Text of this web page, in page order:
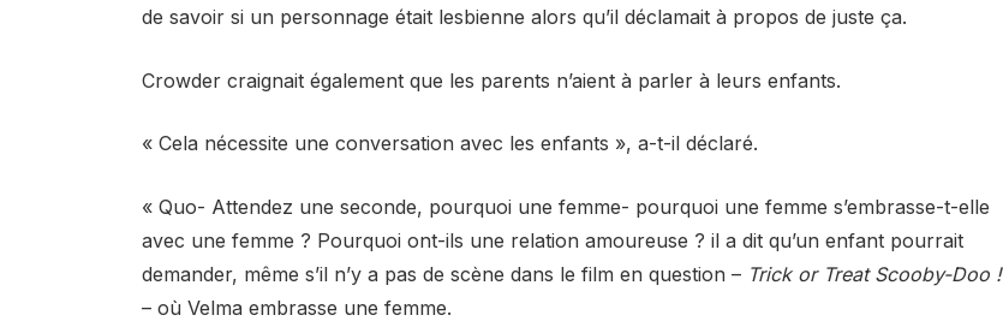
de savoir si un personnage était lesbienne alors qu’il déclamait à propos de juste ça.
Crowder craignait également que les parents n’aient à parler à leurs enfants.
« Cela nécessite une conversation avec les enfants », a-t-il déclaré.
« Quo- Attendez une seconde, pourquoi une femme- pourquoi une femme s’embrasse-t-elle
avec une femme ? Pourquoi ont-ils une relation amoureuse ? il a dit qu’un enfant pourrait
demander, même s’il n’y a pas de scène dans le film en question – Trick or Treat Scooby-Doo !
– où Velma embrasse une femme.